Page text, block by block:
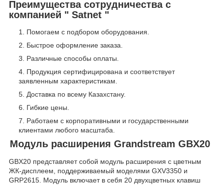
Преимущества сотрудничества с
компанией " Satnet "
Помогаем с подбором оборудования.
Быстрое оформление заказа.
Различные способы оплаты.
Продукция сертифицирована и соответствует
заявленным характеристикам.
Доставка по всему Казахстану.
Гибкие цены.
Работаем с корпоративными и государственными
клиентами любого масштаба.
Модуль расширения Grandstream GBX20
GBX20 представляет собой модуль расширения c цветным
ЖК-дисплеем, поддерживаемый моделями GXV3350 и
GRP2615. Модуль включает в себя 20 двухцветных клавиш